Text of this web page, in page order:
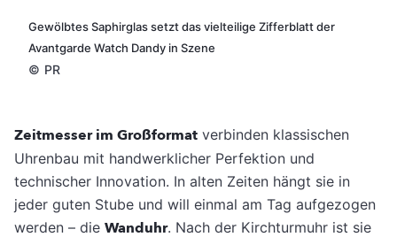
Gewölbtes Saphirglas setzt das vielteilige Zifferblatt der
Avantgarde Watch Dandy in Szene
© PR
Zeitmesser im Großformat verbinden klassischen
Uhrenbau mit handwerklicher Perfektion und
technischer Innovation. In alten Zeiten hängt sie in
jeder guten Stu­be und will einmal am Tag aufgezogen
wer­den – die Wanduhr. Nach der Kirchturmuhr ist sie